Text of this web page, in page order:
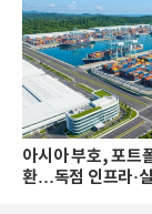
아시아 부호, 포트
환…독점 인프라·